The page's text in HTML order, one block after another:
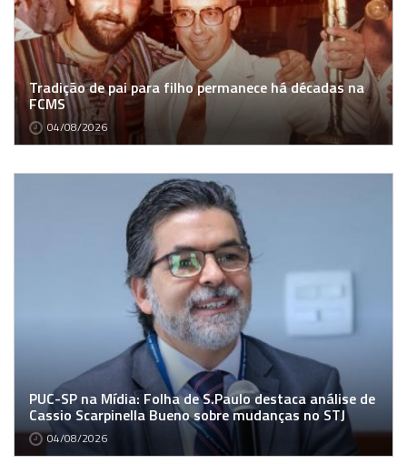
Tradição de pai para filho permanece há décadas na
FCMS
04/08/2026
PUC-SP na Mídia: Folha de S.Paulo destaca análise de
Cassio Scarpinella Bueno sobre mudanças no STJ
04/08/2026